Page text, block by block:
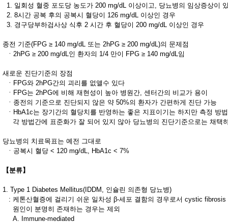
1. 일회성 혈중 포도당 농도가 200 mg/dL 이상이고, 당뇨병의 임상증상이
2. 8시간 공복 후의 공복시 혈당이 126 mg/dL 이상인 경우
3. 경구당부하검사상 식후 2 시간 후 혈당이 200 mg/dL 이상인 경우
종전 기준(FPG ≥ 140 mg/dL 또는 2hPG ≥ 200 mg/dL)의 문제점
ㆍ2hPG ≥ 200 mg/dL인 환자의 1/4 만이 FPG ≥ 140 mg/dL임
새로운 진단기준의 장점
ㆍFPG와 2hPG간의 괴리를 없앨수 있다
ㆍFPG는 2hPG에 비해 재현성이 높아 병원간, 센터간의 비교가 용이
ㆍ종전의 기준으로 진단되지 않은 약 50%의 환자가 간편하게 진단 가능
ㆍHbA1c는 장기간의 혈당치를 반영하는 좋은 지표이기는 하지만 측정 방
각 방법간에 표준화가 잘 되어 있지 않아 당뇨병의 진단기준으로는 채택
당뇨병의 치료목표는 예전 그대로
ㆍ공복시 혈당 < 120 mg/dL, HbA1c < 7%
【분류】
1. Type 1 Diabetes Mellitus(IDDM, 인슐린 의존형 당뇨병)
: 케톤산혈증에 걸리기 쉬운 일차성 β-세포 결함의 경우로서 cystic fibrosis
원인이 분명히 존재하는 경우는 제외
A. Immune-mediated